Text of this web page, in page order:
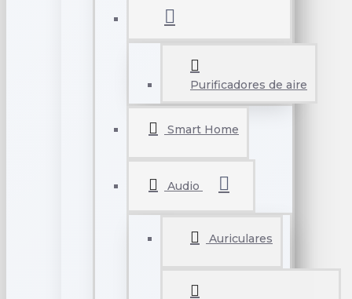
Purificadores de aire
Smart Home
Audio
Auriculares